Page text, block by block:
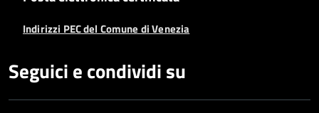
Indirizzi PEC del Comune di Venezia
Seguici e condividi su